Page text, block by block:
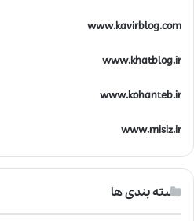
www.kavirblog.com
www.khatblog.ir
www.kohanteb.ir
www.misiz.ir
دسته بندی ها